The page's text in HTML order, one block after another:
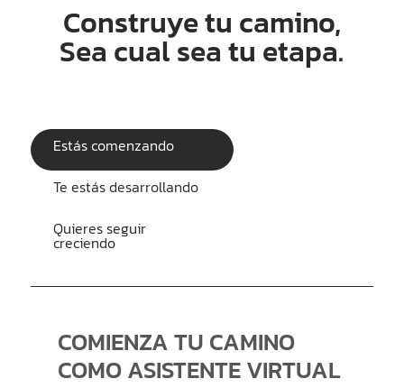
Construye tu camino,
Sea cual sea tu etapa.
Estás comenzando
Te estás desarrollando
Quieres seguir
creciendo
COMIENZA TU CAMINO
COMO ASISTENTE VIRTUAL